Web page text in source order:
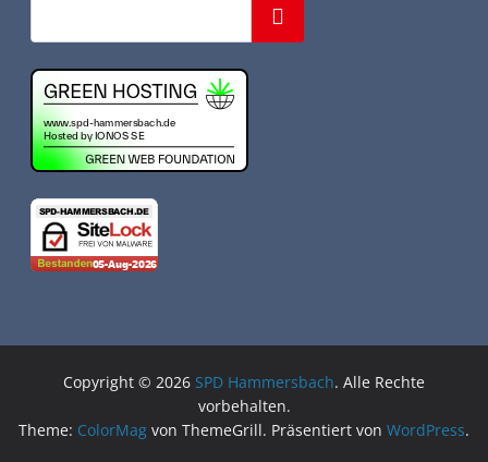
Suchen
Copyright © 2026 SPD Hammersbach. Alle Rechte
vorbehalten.
Theme: ColorMag von ThemeGrill. Präsentiert von WordPress.